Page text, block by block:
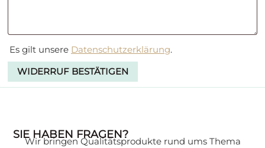
Es gilt unsere Datenschutzerklärung.
WIDERRUF BESTÄTIGEN
SIE HABEN FRAGEN?
Wir bringen Qualitätsprodukte rund ums Thema